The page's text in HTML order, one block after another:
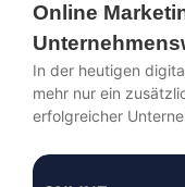
Online
In der heutigen
mehr nur ein
erfolgreicher